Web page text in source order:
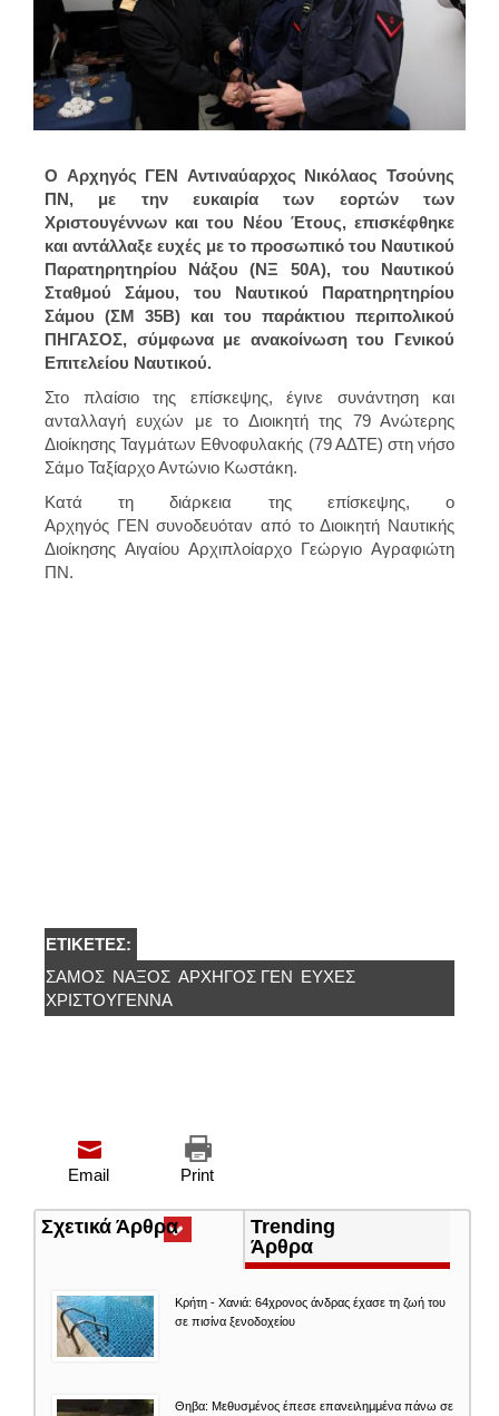
O Αρχηγός ΓΕΝ Αντιναύαρχος Νικόλαος Τσούνης
ΠΝ, με την ευκαιρία των εορτών των
Χριστουγέννων και του Νέου Έτους, επισκέφθηκε
και αντάλλαξε ευχές με το προσωπικό του Ναυτικού
Παρατηρητηρίου Νάξου (ΝΞ 50Α), του Ναυτικού
Σταθμού Σάμου, του Ναυτικού Παρατηρητηρίου
Σάμου (ΣΜ 35Β) και του παράκτιου περιπολικού
ΠΗΓΑΣΟΣ, σύμφωνα με ανακοίνωση του Γενικού
Επιτελείου Ναυτικού.
Στο πλαίσιο της επίσκεψης, έγινε συνάντηση και
ανταλλαγή ευχών με το Διοικητή της 79 Ανώτερης
Διοίκησης Ταγμάτων Εθνοφυλακής (79 ΑΔΤΕ) στη νήσο
Σάμο Ταξίαρχο Αντώνιο Κωστάκη.
Κατά τη διάρκεια της επίσκεψης, ο
Αρχηγός ΓΕΝ συνοδευόταν από το Διοικητή Ναυτικής
Διοίκησης Αιγαίου Αρχιπλοίαρχο Γεώργιο Αγραφιώτη
ΠΝ.
ΕΤΙΚΈΤΕΣ:
ΣΆΜΟΣ ΝΑΞΟΣ ΑΡΧΗΓΌΣ ΓΕΝ ΕΥΧΈΣ
ΧΡΙΣΤΟΎΓΕΝΝΑ
Print
Email
Σχετικά Άρθρα(ενεργή
καρτέλα)
Trending
Άρθρα
Κρήτη - Χανιά: 64χρονος άνδρας έχασε τη ζωή του
σε πισίνα ξενοδοχείου
Θηβα: Μεθυσμένος έπεσε επανειλημμένα πάνω σε